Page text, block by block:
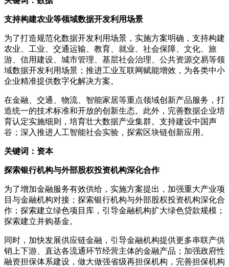
支持构建农业等领域数据开发利用场景
为了打造规范化数据开发利用场景，实施方案明确，支持构建
农业、工业、交通运输、教育、就业、社会保障、文化、旅
游、信用建设、城市管理、基层社会治理、公共资源交易等领
域数据开发利用场景；推进工业互联网赋能增效，为各类中小
企业精准提供数字化解决方案。
在金融、交通、物流、智能家居等重点领域创新产品服务，打
造统一的技术标准和开放的创新生态。此外，完善数据企业培
育认定实施细则，培育壮大数据产业集群。支持建设中国声
谷；深入推进人工智能社会实验，探索区块链创新应用。
关键词：资本
探索银行机构与外部股权投资机构深化合作
为了增加金融服务有效供给，实施方案提出，加强重大产业项
目与金融机构对接；探索银行机构与外部股权投资机构深化合
作；探索建立绿色项目库，引导金融机构扩大绿色贷款规模；
探索建立并购基金。
同时，加快发展供应链金融，引导金融机构提供更多串联产供
销上下游、直达各流通环节经营主体的金融产品；加强政府性
融资担保体系建设，做大做强省级再担保机构，完善担保机构